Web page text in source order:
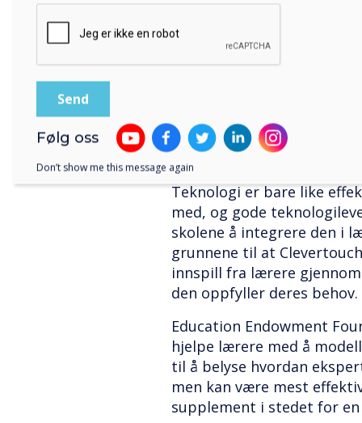
De fleste lærere har
regneark som de allerede
ikke at de skal gå til
konvertere eksisterende
mellom tjenester og
arbeidet deres har gått
Teknologien er ikke der
men akselerere den. Det
gjort før, nå og strekke
Teknologi er bare like
med, og gode
skolene å integrere den i
grunnene til at
innspill fra lærere
den oppfyller deres behov.
Education Endowment
hjelpe lærere med å
til å belyse hvordan
men kan være mest
supplement i stedet for
Følg oss
Don’t show me this message again